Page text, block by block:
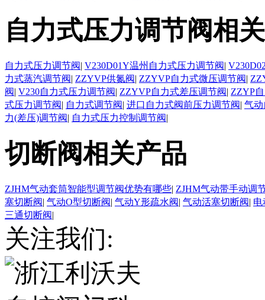
自力式压力调节阀相
自力式压力调节阀| V230D01Y温州自力式压力调节阀|
力式蒸汽调节阀| ZZYVP供氮阀| ZZYVP自力式微压调节阀|
阀| V230自力式压力调节阀| ZZYVP自力式差压调节阀| ZZYP
式压力调节阀| 自力式调节阀| 进口自力式阀前压力调节阀| 气
力(差压)调节阀| 自力式压力控制调节阀|
切断阀相关产品
ZJHM气动套筒智能型调节阀优势有哪些| ZJHM气动带手动调
塞切断阀| 气动O型切断阀| 气动Y形疏水阀| 气动活塞切断阀| 电
三通切断阀|
关注我们: